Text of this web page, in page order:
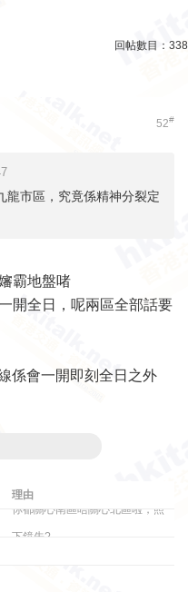
回帖數目： 338
52#
龍市區，究竟係精神分裂定
霸地盤啫
開全日，呢兩區全部話要
係會一開即刻全日之外
理由
你都關心南區唔關心北區啦，照
下鏡先?.